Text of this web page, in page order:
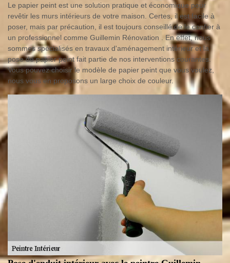
Le papier peint est une solution pratique et économique pour
revêtir les murs intérieurs de votre maison. Certes, il est facile à
poser, mais par précaution, il est toujours conseillé de le confier à
un professionnel comme Guillemin Rénovation . En effet, nous
sommes spécialisés en travaux d'aménagement intérieur et la
pose de papier peint fait partie de nos interventions courantes.
Vous pouvez choisir le modèle de papier peint que vous voulez,
nous vous en proposons un large choix de couleur.